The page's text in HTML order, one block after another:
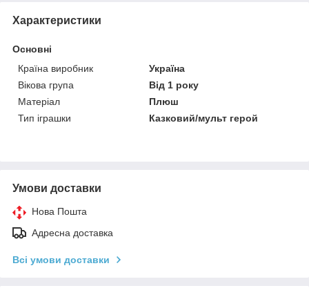
Характеристики
Основні
Країна виробник
Україна
Вікова група
Від 1 року
Матеріал
Плюш
Тип іграшки
Казковий/мульт герой
Умови доставки
Нова Пошта
Адресна доставка
Всі умови доставки